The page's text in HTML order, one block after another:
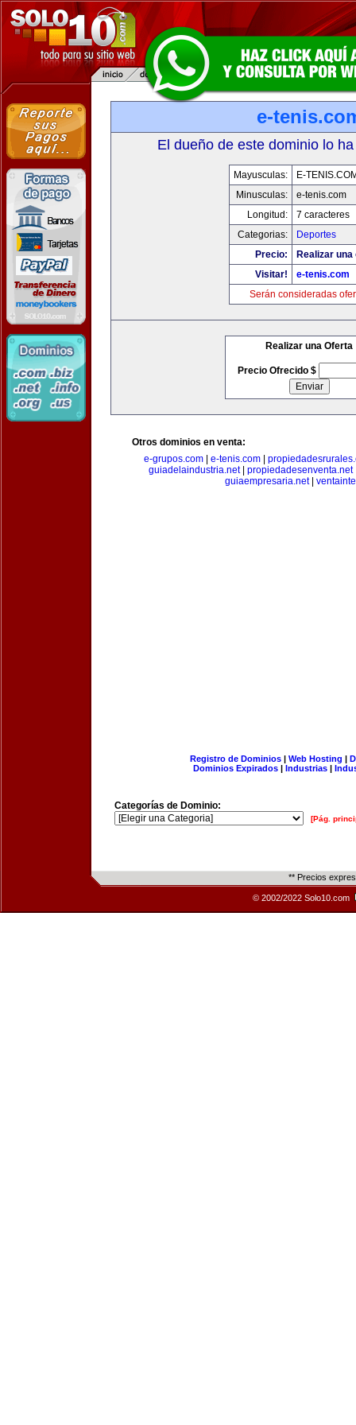
e-
El dueño de este dominio lo
Mayusculas:
E-
Minusculas:
e-tenis.com
Longitud:
7 caracteres
Categorias:
Deportes
Precio:
Realizar
Visitar!
e-tenis.com
Serán consideradas
Realizar una Oferta
Precio Ofrecido $
Otros dominios en venta:
e-grupos.com
e-tenis.com
guiadelaindustria.net propiedadesenventa.net
guiaempresaria.net|
Registro de Dominios| Web Hosting |
Dominios Expirados | Industrias |
Categorías de Dominio:
[Pág.
** Precios
© 2002/2022 Solo10.com